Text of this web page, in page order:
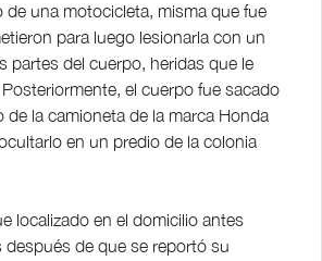
de una motocicleta, misma que fue
para luego lesionarla con un
partes del cuerpo, heridas que le
el cuerpo fue sacado
de la camioneta de la marca Honda
en un predio de la colonia
localizado en el domicilio antes
después de que se reportó su